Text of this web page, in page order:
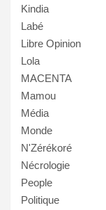
Kindia
Labé
Libre Opinion
Lola
MACENTA
Mamou
Média
Monde
N'Zérékoré
Nécrologie
People
Politique